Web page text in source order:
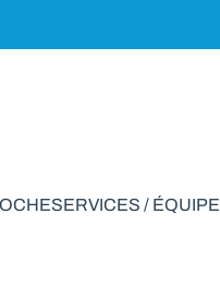
SERVICES / ÉQUIPE